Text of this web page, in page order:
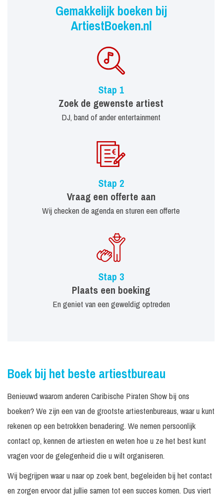
Gemakkelijk boeken bij
ArtiestBoeken.nl
Stap 1
Zoek de gewenste artiest
DJ, band of ander entertainment
Stap 2
Vraag een offerte aan
Wij checken de agenda en sturen een offerte
Stap 3
Plaats een boeking
En geniet van een geweldig optreden
Boek bij het beste artiestbureau
Benieuwd waarom anderen Caribische Piraten Show bij ons
boeken? We zijn een van de grootste artiestenbureaus, waar u kunt
rekenen op een betrokken benadering. We nemen persoonlijk
contact op, kennen de artiesten en weten hoe u ze het best kunt
vragen voor de gelegenheid die u wilt organiseren.
Wij begrijpen waar u naar op zoek bent, begeleiden bij het contact
en zorgen ervoor dat jullie samen tot een succes komen. Dus viert